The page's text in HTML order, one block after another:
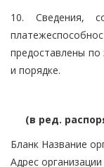
10. Сведения,
предоставлены по
и порядке.
(в ред.
Бланк Название
Адрес